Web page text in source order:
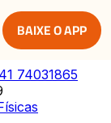
BAIXE O APP
74031865